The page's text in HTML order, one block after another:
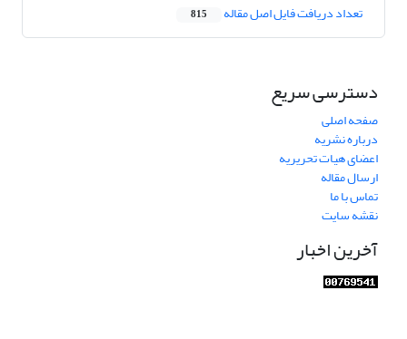
تعداد دریافت فایل اصل مقاله 815
دسترسی سریع
صفحه اصلی
درباره نشریه
اعضای هیات تحریریه
ارسال مقاله
تماس با ما
نقشه سایت
آخرین اخبار